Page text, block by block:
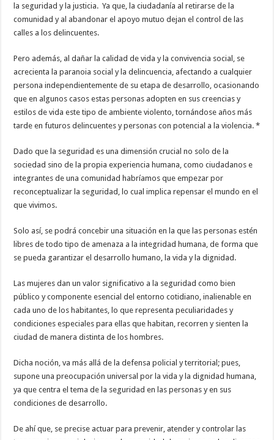
la seguridad y la justicia. Ya que, la ciudadanía al retirarse de la
comunidad y al abandonar el apoyo mutuo dejan el control de las
calles a los delincuentes.
Pero además, al dañar la calidad de vida y la convivencia social, se
acrecienta la paranoia social y la delincuencia, afectando a cualquier
persona independientemente de su etapa de desarrollo, ocasionando
que en algunos casos estas personas adopten en sus creencias y
estilos de vida este tipo de ambiente violento, tornándose años más
tarde en futuros delincuentes y personas con potencial a la violencia. *
Dado que la seguridad es una dimensión crucial no solo de la
sociedad sino de la propia experiencia humana, como ciudadanos e
integrantes de una comunidad habríamos que empezar por
reconceptualizar la seguridad, lo cual implica repensar el mundo en el
que vivimos.
Solo así, se podrá concebir una situación en la que las personas estén
libres de todo tipo de amenaza a la integridad humana, de forma que
se pueda garantizar el desarrollo humano, la vida y la dignidad.
Las mujeres dan un valor significativo a la seguridad como bien
público y componente esencial del entorno cotidiano, inalienable en
cada uno de los habitantes, lo que representa peculiaridades y
condiciones especiales para ellas que habitan, recorren y sienten la
ciudad de manera distinta de los hombres.
Dicha noción, va más allá de la defensa policial y territorial; pues,
supone una preocupación universal por la vida y la dignidad humana,
ya que centra el tema de la seguridad en las personas y en sus
condiciones de desarrollo.
De ahí que, se precise actuar para prevenir, atender y controlar las